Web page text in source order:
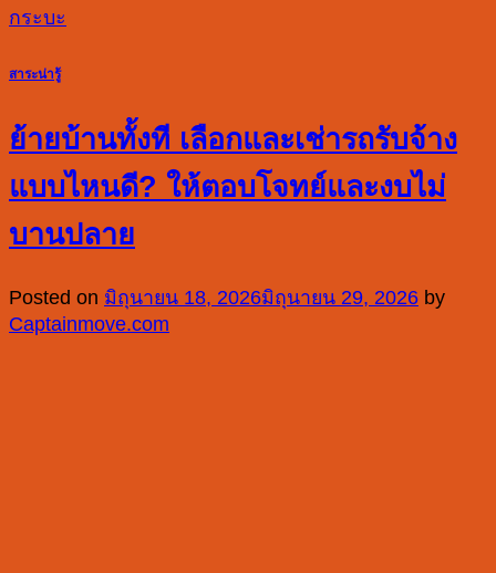
กระบะ
สาระน่ารู้
ย้ายบ้านทั้งที เลือกและเช่ารถรับจ้าง
แบบไหนดี? ให้ตอบโจทย์และงบไม่
บานปลาย
Posted on มิถุนายน 18, 2026มิถุนายน 29, 2026 by
Captainmove.com